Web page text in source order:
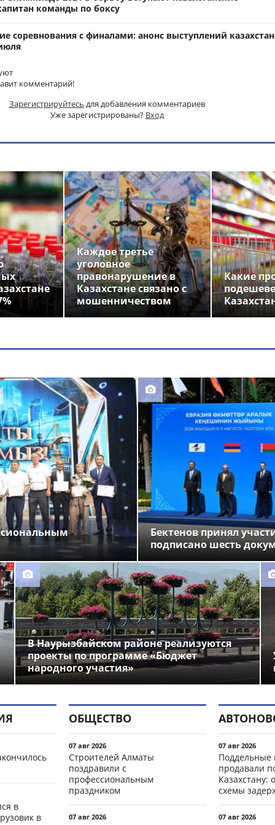
команды по боксу
соревнования с финалами: анонс выступлений
комментарий!
Зарегистрируйтесь для добавления комментариев
Уже зарегистрированы? Вход
Каждое третье
уголовное
правонарушение в
Казахстане связано с
мошенничеством
Какие
Бектенов принял
подписано шесть
В Наурызбайском районе реализуются
проекты по программе «Бюджет
народного участия»
в
в
ОБЩЕСТВО
07 авг 2026
Строителей Алматы
поздравили с
профессиональным
праздником
07 авг 2026
07 авг 2026
Поддельные
продавали
Казахстану:
схемы
07 авг 2026